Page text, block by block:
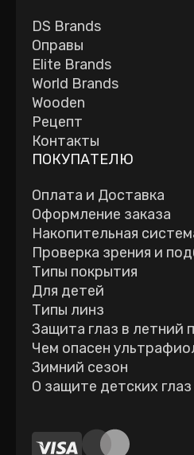
DS Brands
Оправы
Elite Brands
World Brands
Wooden
Рецепт
Контакты
ПОКУПАТЕЛЮ
Оплата и Доставка
Оформление заказа
Накопительная
Проверка зрения и
Типы покрытия
Для детей
Типы линз
Защита глаз в летний
Чем опасен
Зимний сезон
О защите детских глаз